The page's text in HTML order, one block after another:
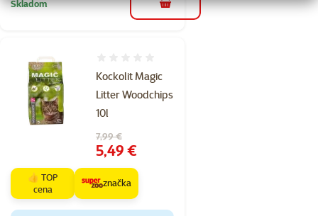
Skladom do košíka
Kockolit Magic
Litter Woodchips
10l
Pôvodná cena
7,99 €
Cena
5,49 €
👍 TOP
cena
značka